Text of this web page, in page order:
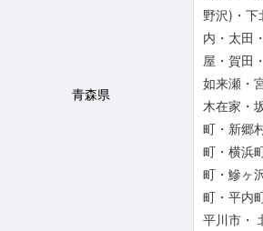
青森県
野沢)・下
内・太田
屋・賀田
如来瀬・
木在家・
町・新郷
町・横浜
町・鰺ヶ
町・平内
平川市・